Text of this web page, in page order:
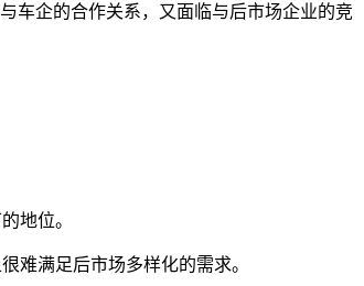
车企的合作关系，又面临与后市场企业的竞
地位。
难满足后市场多样化的需求。